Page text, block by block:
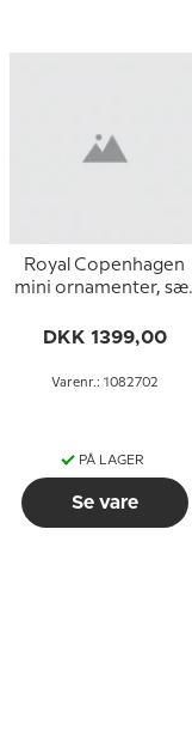
Royal Copenhagen
mini ornamenter,
DKK 1399,00
Varenr.: 1082702
PÅ LAGER
Se vare